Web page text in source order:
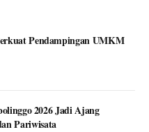
Pendampingan UMKM
2026 Jadi Ajang
Pariwisata